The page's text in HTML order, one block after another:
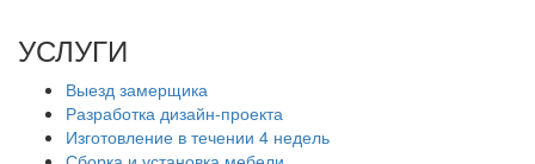
УСЛУГИ
Выезд замерщика
Разработка дизайн-проекта
Изготовление в течении 4 недель